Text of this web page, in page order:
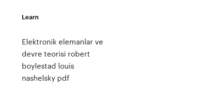
Learn
Elektronik elemanlar ve
devre teorisi robert
boylestad louis
nashelsky pdf